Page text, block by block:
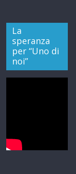
La
speranza
per “Uno di
noi”